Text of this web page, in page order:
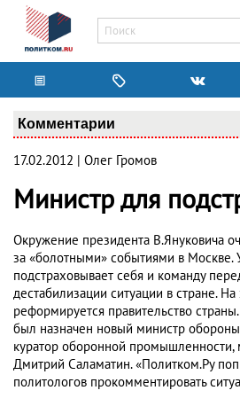
Комментарии
17.02.2012 | Олег Громов
Министр для
Окружение президента В.Януковича
за «болотными» событиями в Москве.
подстраховывает себя и команду
дестабилизации ситуации в стране.
реформируется правительство
был назначен новый министр
куратор оборонной промышленности,
Дмитрий Саламатин. «Политком.Ру
политологов прокомментировать